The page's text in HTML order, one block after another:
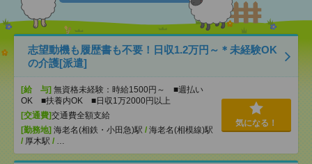
志望動機も履歴書も不要！日収1.2万円～＊未経験OK
の介護[派遣]
[給 与] 無資格未経験：時給1500円～ ■週払い
OK ■扶養内OK ■日収1万2000円以上
[交通費]交通費全額支給
[勤務地] 海老名(相鉄・小田急)駅 / 海老名(相模線)駅
/ 厚木駅 / …
気になる！